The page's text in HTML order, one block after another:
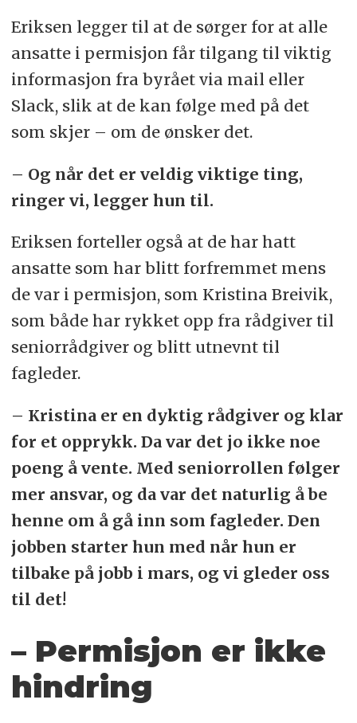
Eriksen legger til at de sørger for at alle
ansatte i permisjon får tilgang til viktig
informasjon fra byrået via mail eller
Slack, slik at de kan følge med på det
som skjer – om de ønsker det.
– Og når det er veldig viktige ting,
ringer vi, legger hun til.
Eriksen forteller også at de har hatt
ansatte som har blitt forfremmet mens
de var i permisjon, som Kristina Breivik,
som både har rykket opp fra rådgiver til
seniorrådgiver og blitt utnevnt til
fagleder.
– Kristina er en dyktig rådgiver og klar
for et opprykk. Da var det jo ikke noe
poeng å vente. Med seniorrollen følger
mer ansvar, og da var det naturlig å be
henne om å gå inn som fagleder. Den
jobben starter hun med når hun er
tilbake på jobb i mars, og vi gleder oss
til det!
– Permisjon er ikke
hindring